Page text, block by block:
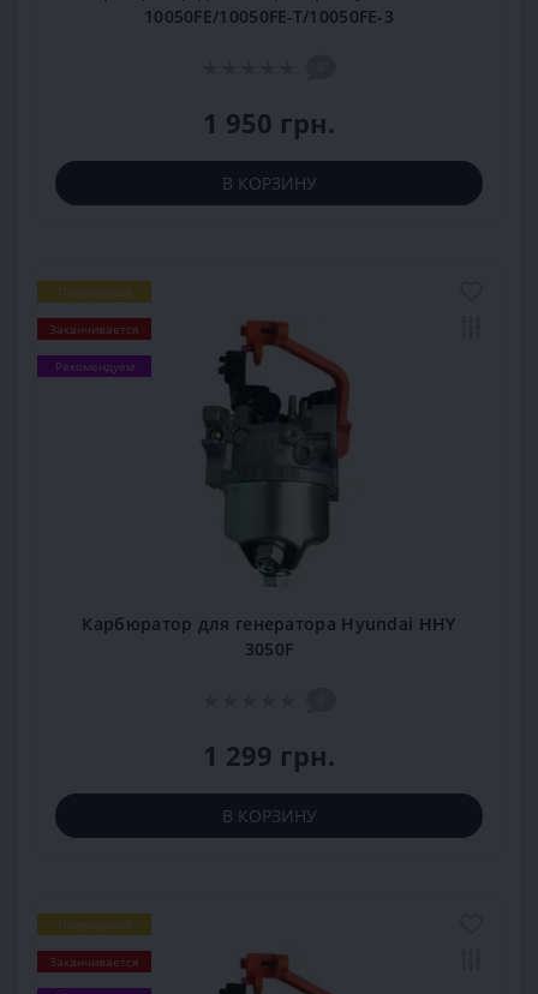
10050FE/10050FE-T/10050FE-3
1 950 грн.
В КОРЗИНУ
Популярный
Заканчивается
Рекомендуем
Карбюратор для генератора Hyundai HHY
3050F
1 299 грн.
В КОРЗИНУ
Популярный
Заканчивается